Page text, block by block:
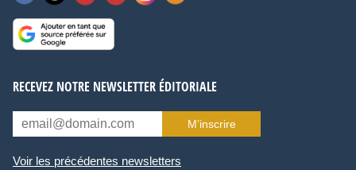
RECEVEZ NOTRE NEWSLETTER ÉDITORIALE
M’inscrire
Voir les précédentes newsletters